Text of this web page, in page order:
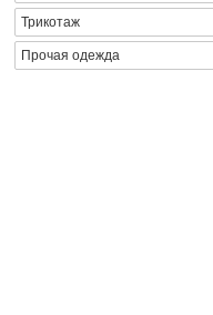
Трикотаж
Прочая одежда